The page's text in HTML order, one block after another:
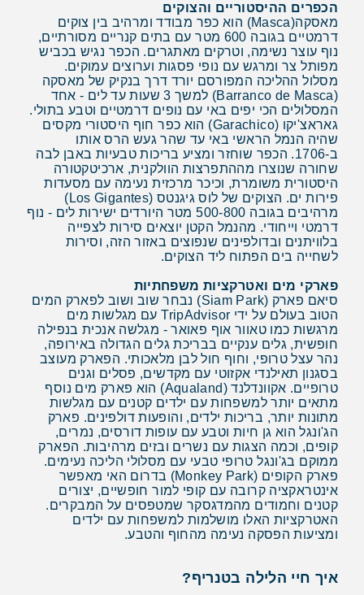
הכפרים ההיסטוריים והצוקים
מאסקה(Masca) הוא כפר מבודד ומרהיב בין צוקים
דרמטיים בגובה 600 מטר עם בתים קנריים מסורתיים,
נוף עוצר נשימה, וטרקים מאתגרים. הכפר נגיש בכביש
מפותל צר ומרגש עם נופי פסגות וערוצים עמוקים.
מסלול ההליכה המפורסם יורד דרך בנקיק של מאסקה
(Barranco de Masca) למשך 3 שעות עד לים - אחד
המסלולים הכי יפים באי עם נופים דרמטיים וטבע בתולי.
גאראצ'יקו (Garachico) הוא כפר חוף היסטורי מקסים
שהיה הנמל הראשי באי עד שהר געש הרס אותו
ב-1706. הכפר שוחזר ומציע בריכות טבעיות באבן לבה
שחורה שנוצרו מההתפרצות הוולקנית, ארכיטקטורה
היסטורית משומרת, וכיכר מרכזית נעימה עם מסעדות
פירות ים. הצוקים של לוס גיגנטס (Los Gigantes)
מרהיבים בגובה 500-800 מטר היורדים ישירות לים - נוף
דרמטי וייחודי. מהנמל הקטן יוצאים סירות לצפייה
בלוויתנים ובדולפינים שנפוצים באזור הזה, וסירות
לשחייה בים הפתוח ליד הצוקים.
פארקי מים ואטרקציות משפחתיות
סיאם פארק (Siam Park) נבחר שוב ושוב לפארק המים
הטוב בעולם על ידי TripAdvisor עם מגלשות מים
מרגשות כמו טאוור אוף פאואר - מגלשה אנכית בנפילה
חופשית, גלים ענקיים בבריכת גלים הגדולה באירופה,
נהר עצל טרופי, וחוף חול לבן מלאכותי. הפארק מעוצב
בסגנון תאילנדי אקזוטי עם מקדשים, פסלים וגנים
טרופיים. אקוונדלנד (Aqualand) הוא פארק מים נוסף
מתאים יותר למשפחות עם ילדים קטנים עם מגלשות
מתונות יותר, בריכות ילדים, והופעות דולפינים. פארק
הג'ונגל הוא גן חיות וטבע עם עופות דורסים, נמרים,
קופים, וכמה הצגות עם נשרים ובזים מרהיבות. הפארק
ממוקם בג'ונגל טרופי טבעי עם מסלולי הליכה נעימים.
פארק הקופים (Monkey Park) בדרום האי מאפשר
אינטראקציה קרובה עם קופי למור חופשיים, יצורים
קטנים וחמודים מהמדגסקר שמטפסים על המבקרים.
האטרקציות האלו מושלמות למשפחות עם ילדים
ומציעות הפסקה נעימה מהחוף והטבע.
איך חיי הלילה בטנריף?